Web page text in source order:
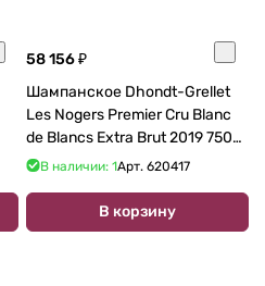
58 156 ₽
Шампанское Dhondt-Grellet
Les Nogers Premier Cru Blanc
de Blancs Extra Brut 2019 750
млВ наличии: 1Арт. 620417
В корзину